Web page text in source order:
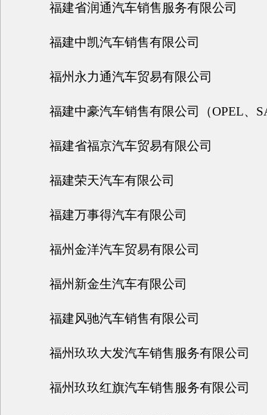
福建省润通汽车销售服务有限公司
福建中凯汽车销售有限公司
福州永力通汽车贸易有限公司
福建中豪汽车销售有限公司（OPEL、
福建省福京汽车贸易有限公司
福建荣天汽车有限公司
福建万事得汽车有限公司
福州金洋汽车贸易有限公司
福州新金生汽车有限公司
福建风驰汽车销售有限公司
福州玖玖大发汽车销售服务有限公司
福州玖玖红旗汽车销售服务有限公司